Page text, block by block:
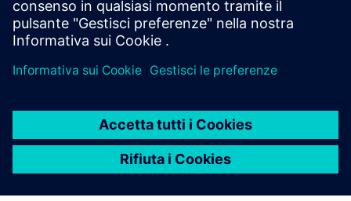
Diventi un partner di Digital Industries